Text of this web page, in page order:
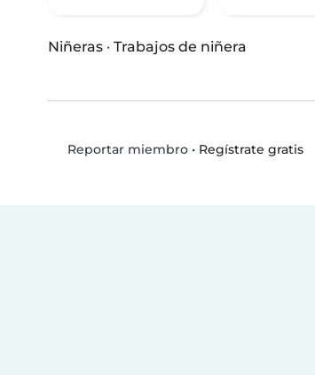
Niñeras · Trabajos de niñera
Reportar miembro• Regístrate gratis